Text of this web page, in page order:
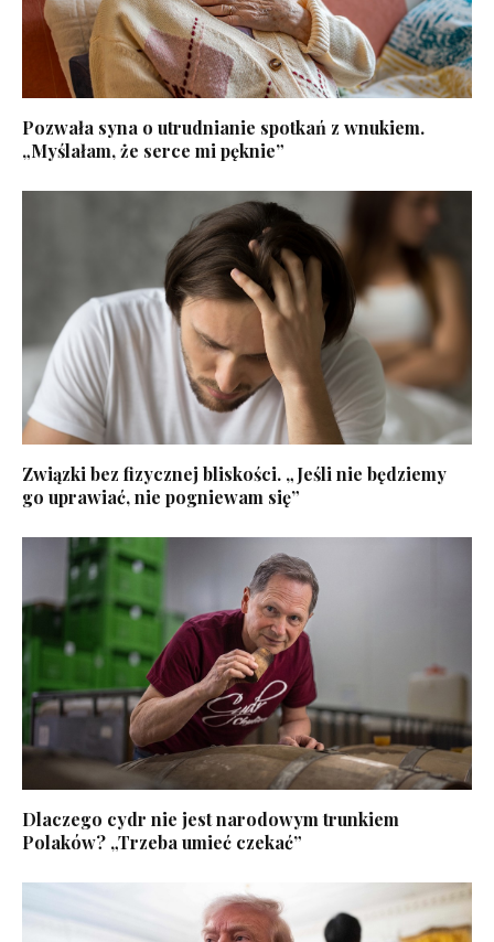
Pozwała syna o utrudnianie spotkań z wnukiem.
„Myślałam, że serce mi pęknie”
Związki bez fizycznej bliskości. „Jeśli nie będziemy
go uprawiać, nie pogniewam się”
Dlaczego cydr nie jest narodowym trunkiem
Polaków? „Trzeba umieć czekać”